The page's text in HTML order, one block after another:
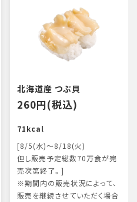
北海道産 つぶ貝
260円(税込)
71kcal
[8/5(水)～8/18(火)
但し販売予定総数70万食が完
売次第終了。]
※期間内の販売状況によって、
販売を継続させていただく場合